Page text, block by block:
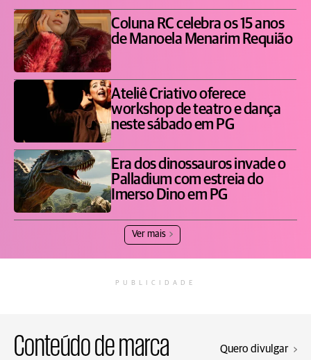
Coluna RC celebra os 15 anos
de Manoela Menarim Requião
Ateliê Criativo oferece
workshop de teatro e dança
neste sábado em PG
Era dos dinossauros invade o
Palladium com estreia do
Imerso Dino em PG
Ver mais
PUBLICIDADE
Conteúdo de marca Quero divulgar